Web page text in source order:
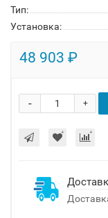
Тип:
Установка:
48 903 ₽
+
-